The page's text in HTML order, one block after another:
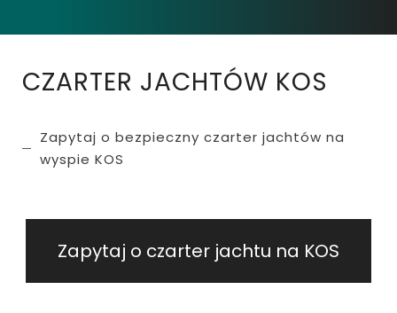
CZARTER JACHTÓW KOS
Zapytaj o bezpieczny czarter jachtów na
wyspie KOS
Zapytaj o czarter jachtu na KOS